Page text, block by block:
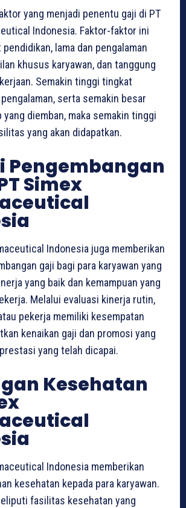
yang menjadi penentu gaji di PT
Indonesia. Faktor-faktor ini
lama dan pengalaman
khusus karyawan, dan tanggung
Semakin tinggi tingkat
serta semakin besar
diemban, maka semakin tinggi
yang akan didapatkan.
Pengembangan
Simex
Indonesia juga memberikan
gaji bagi para karyawan yang
yang baik dan kemampuan yang
Melalui evaluasi kinerja rutin,
pekerja memiliki kesempatan
kenaikan gaji dan promosi yang
yang telah dicapai.
Kesehatan
Indonesia memberikan
kesehatan kepada para karyawan.
fasilitas kesehatan yang